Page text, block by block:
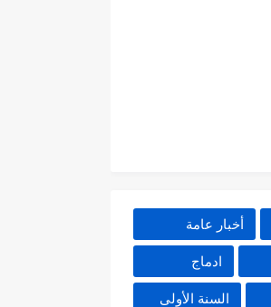
أخبار عامة
ادماج
السنة الأولى